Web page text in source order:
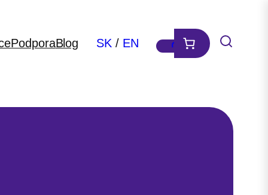
PodporaBlog SK / EN